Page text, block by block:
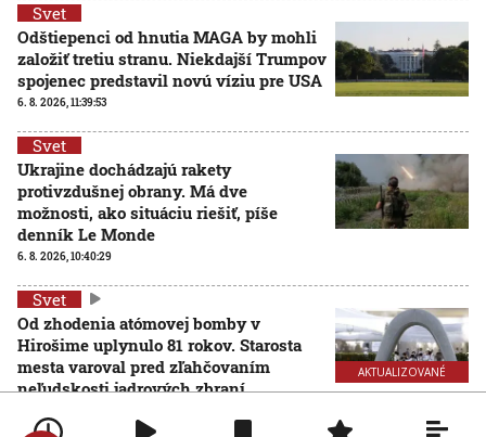
Svet
Odštiepenci od hnutia MAGA by mohli
založiť tretiu stranu. Niekdajší Trumpov
spojenec predstavil novú víziu pre USA
6. 8. 2026, 11:39:53
Svet
Ukrajine dochádzajú rakety
protivzdušnej obrany. Má dve
možnosti, ako situáciu riešiť, píše
denník Le Monde
6. 8. 2026, 10:40:29
AKTUALIZOVANÉ
Svet
Od zhodenia atómovej bomby v
Hirošime uplynulo 81 rokov. Starosta
mesta varoval pred zľahčovaním
neľudskosti jadrových zbraní